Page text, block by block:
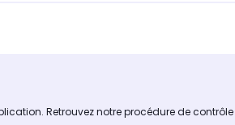
Retrouvez notre procédure de contrôle